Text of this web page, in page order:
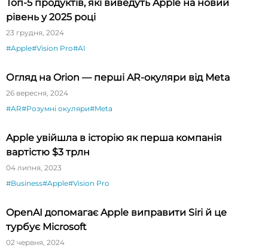
Топ-5 продуктів, які виведуть Apple на новий
рівень у 2025 році
23 грудня, 2024
#Apple#Vision Pro#AI
Огляд на Orion — перші AR-окуляри від Meta
26 вересня, 2024
#AR#Розумні окуляри#Meta
Apple увійшла в історію як перша компанія
вартістю $3 трлн
04 липня, 2023
#Business#Apple#Vision Pro
OpenAI допомагає Apple виправити Siri й це
турбує Microsoft
02 червня, 2024